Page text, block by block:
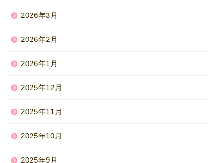
2026年3月
2026年2月
2026年1月
2025年12月
2025年11月
2025年10月
2025年9月